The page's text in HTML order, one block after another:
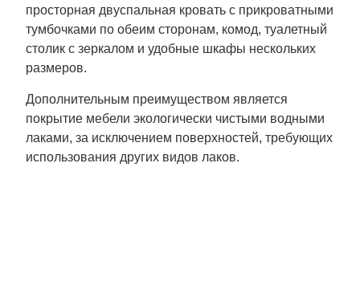
просторная двуспальная кровать с прикроватными
тумбочками по обеим сторонам, комод, туалетный
столик с зеркалом и удобные шкафы нескольких
размеров.
Дополнительным преимуществом является
покрытие мебели экологически чистыми водными
лаками, за исключением поверхностей, требующих
использования других видов лаков.